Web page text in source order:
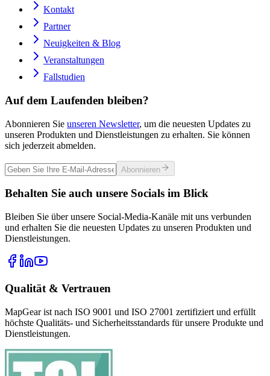
Kontakt
Partner
Neuigkeiten & Blog
Veranstaltungen
Fallstudien
Auf dem Laufenden bleiben?
Abonnieren Sie unseren Newsletter, um die neuesten Updates zu
unseren Produkten und Dienstleistungen zu erhalten. Sie können
sich jederzeit abmelden.
Abonnieren
Behalten Sie auch unsere Socials im Blick
Bleiben Sie über unsere Social-Media-Kanäle mit uns verbunden
und erhalten Sie die neuesten Updates zu unseren Produkten und
Dienstleistungen.
Qualität & Vertrauen
MapGear ist nach ISO 9001 und ISO 27001 zertifiziert und erfüllt
höchste Qualitäts- und Sicherheitsstandards für unsere Produkte und
Dienstleistungen.